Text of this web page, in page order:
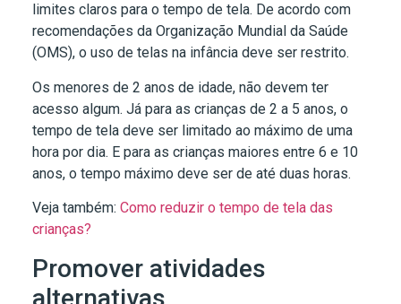
limites claros para o tempo de tela. De acordo com
recomendações da Organização Mundial da Saúde
(OMS), o uso de telas na infância deve ser restrito.
Os menores de 2 anos de idade, não devem ter
acesso algum. Já para as crianças de 2 a 5 anos, o
tempo de tela deve ser limitado ao máximo de uma
hora por dia. E para as crianças maiores entre 6 e 10
anos, o tempo máximo deve ser de até duas horas.
Veja também: Como reduzir o tempo de tela das
crianças?
Promover atividades
alternativas